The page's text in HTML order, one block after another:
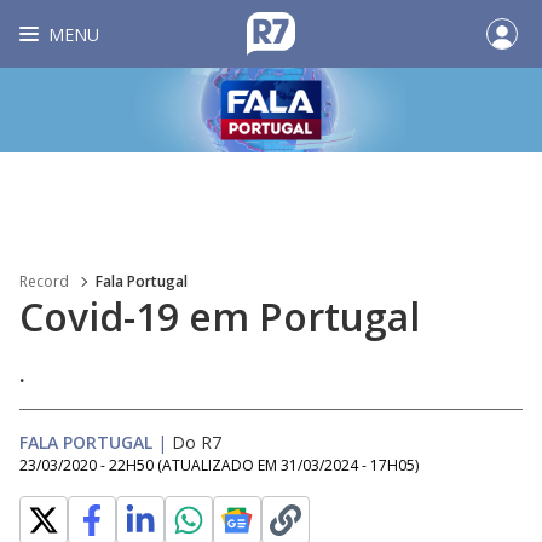
MENU
Record Fala Portugal
Covid-19 em Portugal
.
FALA PORTUGAL | Do R7
23/03/2020 - 22H50 (ATUALIZADO EM 31/03/2024 - 17H05)